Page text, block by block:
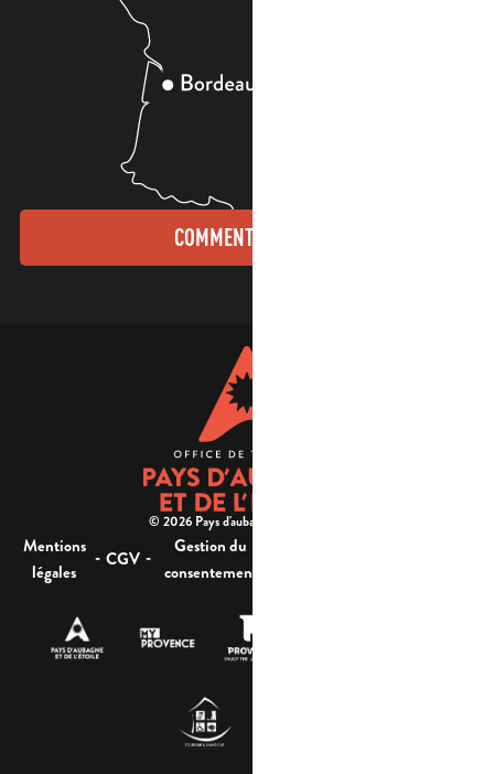
COMMENT VENIR ?
© 2026 Pays d'aubagne et de l'étoile -
Mentions
légales
- CGV -
Gestion du
consentement